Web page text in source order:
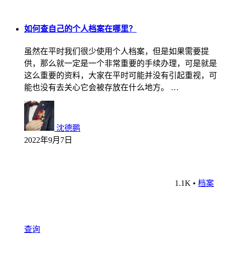
如何查自己的个人档案在哪里？
虽然在平时我们很少使用个人档案，但是如果需要提
供，那么就一定是一个非常重要的手续办理，可是就是
这么重要的资料，大家在平时可能并没有引起重视，可
能也没有去关心它会被存放在什么地方。 …
沈德鹏
2022年9月7日
1.1K • 档案
查询